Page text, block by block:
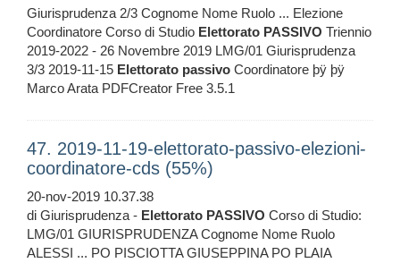
Giurisprudenza 2/3 Cognome Nome Ruolo ... Elezione
Coordinatore Corso di Studio Elettorato PASSIVO Triennio
2019-2022 - 26 Novembre 2019 LMG/01 Giurisprudenza
3/3 2019-11-15 Elettorato passivo Coordinatore þÿ þÿ
Marco Arata PDFCreator Free 3.5.1
47. 2019-11-19-elettorato-passivo-elezioni-
coordinatore-cds (55%)
20-nov-2019 10.37.38
di Giurisprudenza - Elettorato PASSIVO Corso di Studio:
LMG/01 GIURISPRUDENZA Cognome Nome Ruolo
ALESSI ... PO PISCIOTTA GIUSEPPINA PO PLAIA